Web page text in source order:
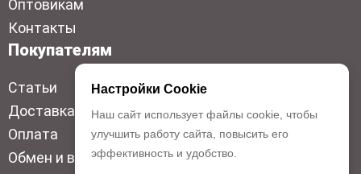
Оптовикам
Контакты
Покупателям
Статьи
Доставка
Оплата
Обмен и возврат
Настройки Cookie
Наш сайт использует файлы cookie, чтобы
улучшить работу сайта, повысить его
эффективность и удобство.